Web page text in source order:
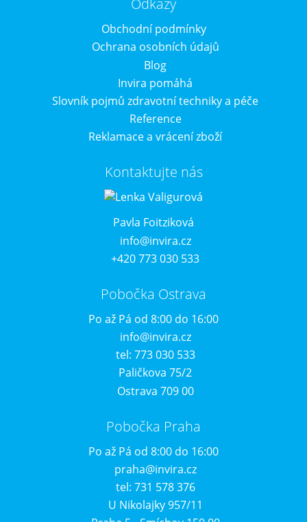
Odkazy
Obchodní podmínky
Ochrana osobních údajů
Blog
Invira pomáhá
Slovník pojmů zdravotní techniky a péče
Reference
Reklamace a vrácení zboží
Kontaktujte nás
Pavla Foitziková
info@invira.cz
+420 773 030 533
Pobočka Ostrava
Po až Pá od 8:00 do 16:00
info@invira.cz
tel: 773 030 533
Paličkova 75/2
Ostrava 709 00
Pobočka Praha
Po až Pá od 8:00 do 16:00
praha@invira.cz
tel: 731 578 376
U Nikolajky 957/11